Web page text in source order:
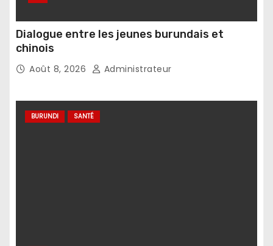
Dialogue entre les jeunes burundais et
chinois
Août 8, 2026 Administrateur
BURUNDI SANTÉ